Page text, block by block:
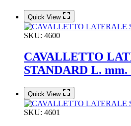
Quick View
SKU: 4600
CAVALLETTO
STANDARD L. mm.
Quick View
SKU: 4601